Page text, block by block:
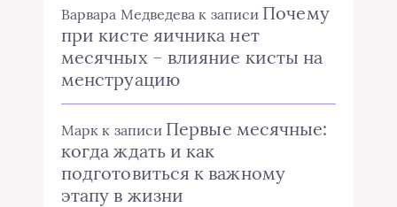
Варвара Медведева к записи Почему
при кисте яичника нет
месячных – влияние кисты на
менструацию
Марк к записи Первые месячные:
когда ждать и как
подготовиться к важному
этапу в жизни